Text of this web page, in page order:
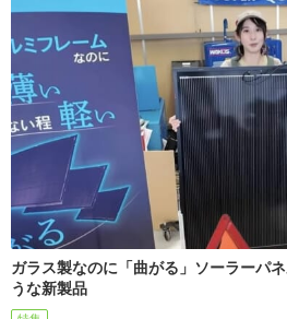
ガラス製なのに「曲がる」ソーラーパ
うな新製品